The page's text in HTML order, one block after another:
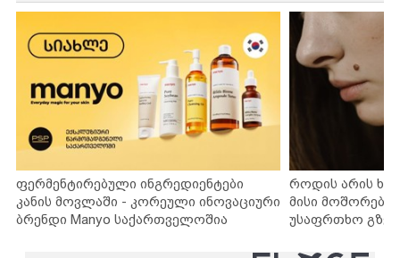
ფერმენტირებული ინგრედიენტები
კანის მოვლაში - კორეული ინოვაციური
ბრენდი Manyo საქართველოშია
როდის არის
მისი
უსაფრთხო